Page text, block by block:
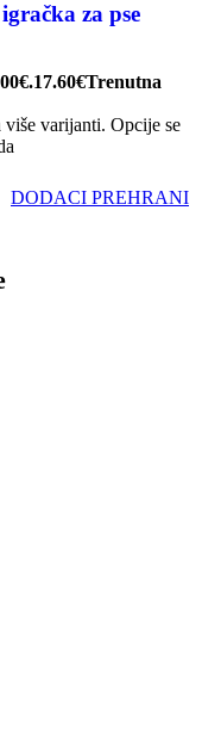
za pse
17.60€Trenutna
varijanti. Opcije se
DODACI PREHRANI